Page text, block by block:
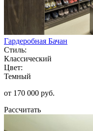
Гардеробная Бачан
Стиль:
Классический
Цвет:
Темный
от 170 000 руб.
Рассчитать